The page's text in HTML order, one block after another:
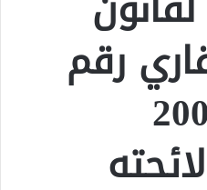
رقم
2001